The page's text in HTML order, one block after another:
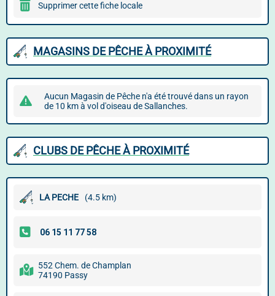
Supprimer cette fiche locale
MAGASINS DE PÊCHE À PROXIMITÉ
Aucun Magasin de Pêche n'a été trouvé dans un rayon
de 10 km à vol d'oiseau de Sallanches.
CLUBS DE PÊCHE À PROXIMITÉ
LA PECHE (4.5 km)
552 Chem. de Champlan
74190 Passy